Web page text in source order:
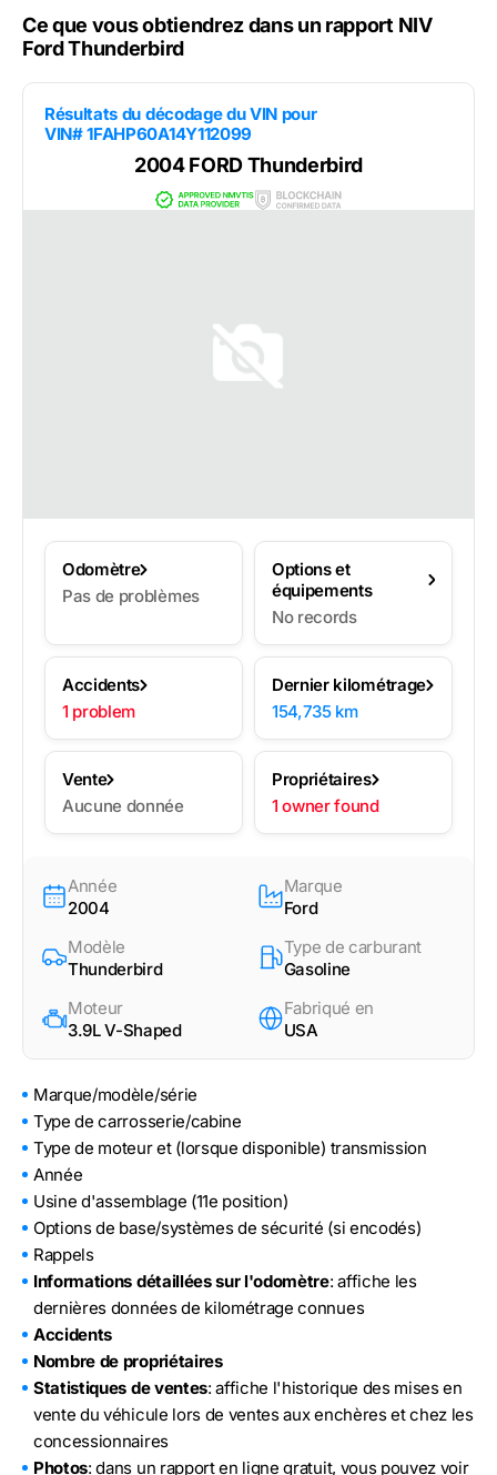
Ce que vous obtiendrez dans un rapport NIV
Ford Thunderbird
Résultats du décodage du VIN pour
VIN# 1FAHP60A14Y112099
2004 FORD Thunderbird
Odomètre
Pas de problèmes
Options et
équipements
No records
Accidents
1 problem
Dernier kilométrage
154,735 km
Vente
Aucune donnée
Propriétaires
1 owner found
Année
2004
Marque
Ford
Modèle
Thunderbird
Type de carburant
Gasoline
Moteur
3.9L V-Shaped
Fabriqué en
USA
Marque/modèle/série
Type de carrosserie/cabine
Type de moteur et (lorsque disponible) transmission
Année
Usine d'assemblage (11e position)
Options de base/systèmes de sécurité (si encodés)
Rappels
Informations détaillées sur l'odomètre: affiche les
dernières données de kilométrage connues
Accidents
Nombre de propriétaires
Statistiques de ventes: affiche l'historique des mises en
vente du véhicule lors de ventes aux enchères et chez les
concessionnaires
Photos: dans un rapport en ligne gratuit, vous pouvez voir